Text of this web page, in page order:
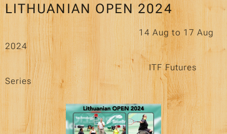
LITHUANIAN OPEN 2024
14 Aug to 17 Aug
2024
ITF Futures
Series